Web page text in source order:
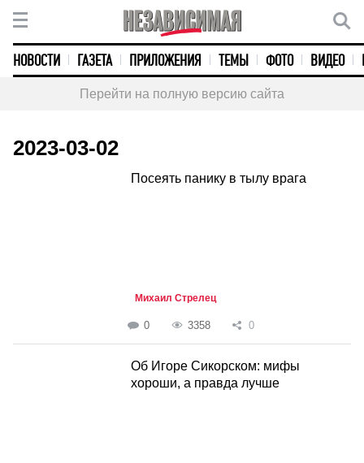
НОВОСТИ ГАЗЕТА ПРИЛОЖЕНИЯ ТЕМЫ ФОТО ВИДЕО
Перейти на полную версию сайта
2023-03-02
Посеять панику в тылу врага
Михаил Стрелец
0 3358 0
Об Игоре Сикорском: мифы
хороши, а правда лучше